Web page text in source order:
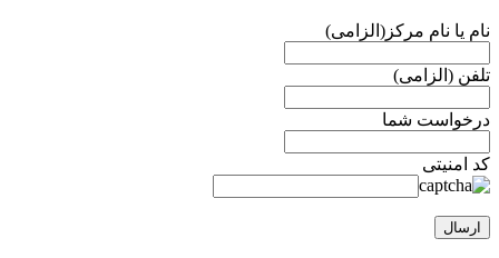
نام یا نام مرکز(الزامی)
تلفن (الزامی)
درخواست شما
کد امنیتی